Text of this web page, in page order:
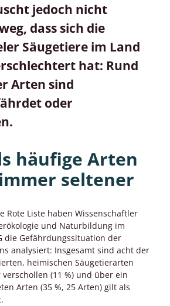
jedoch nicht
dass sich die
Säugetiere im Land
hat: Rund
Arten sind
oder
häufige Arten
seltener
Rote Liste haben Wissenschaftler
und Naturbildung im
die Gefährdungssituation der
analysiert: Insgesamt sind acht der
heimischen Säugetierarten
(11 %) und über ein
Arten (35 %, 25 Arten) gilt als